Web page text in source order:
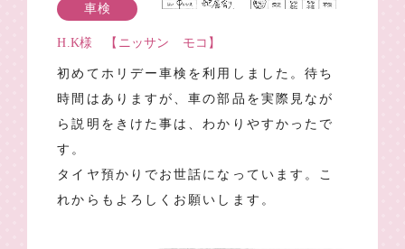
車検
H.K様 【ニッサン モコ】
初めてホリデー車検を利用しました。待ち
時間はありますが、車の部品を実際見なが
ら説明をきけた事は、わかりやすかったで
す。
タイヤ預かりでお世話になっています。こ
れからもよろしくお願いします。